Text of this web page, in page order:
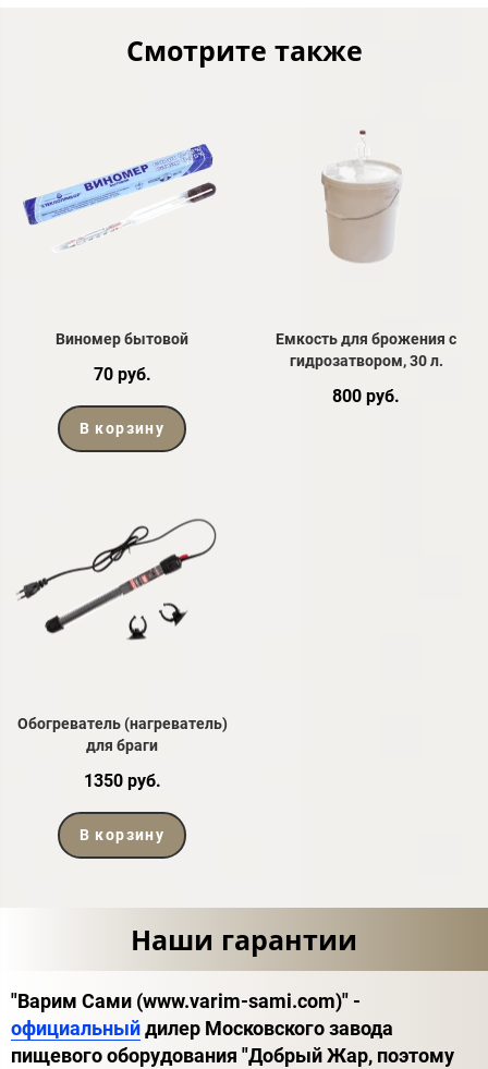
Смотрите также
Виномер бытовой
70 руб.
В корзину
Емкость для брожения с
гидрозатвором, 30 л.
800 руб.
Обогреватель (нагреватель)
для браги
1350 руб.
В корзину
Наши гарантии
"Варим Сами (www.varim-sami.com)" -
официальныйдилер Московского завода
пищевого оборудования "Добрый Жар, поэтому